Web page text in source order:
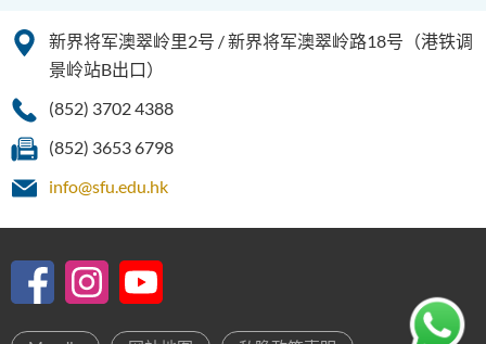
新界将军澳翠岭里2号 / 新界将军澳翠岭路18号（港铁调
景岭站B出口）
(852) 3702 4388
(852) 3653 6798
info@sfu.edu.hk